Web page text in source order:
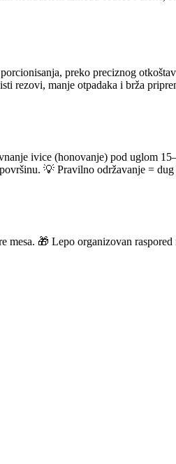
preko preciznog
rezovi, manje otpadaka i brža
ivice (honovanje) pod uglom
💡 Pravilno održavanje =
🎁 Lepo organizovan